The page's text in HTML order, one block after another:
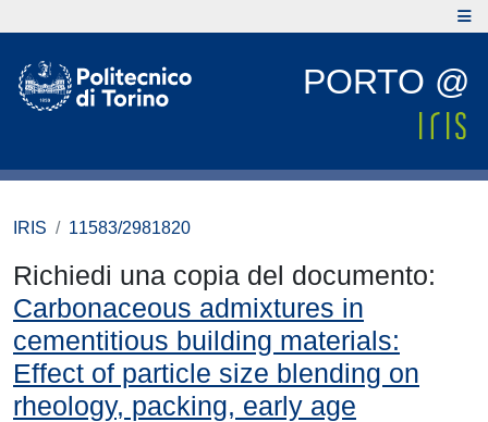
PORTO @
IRIS 11583/2981820
Richiedi una copia del documento:
Carbonaceous admixtures in
cementitious building materials:
Effect of particle size blending on
rheology, packing, early age